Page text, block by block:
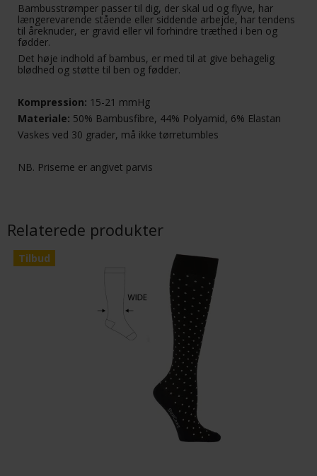
Bambusstrømper passer til dig, der skal ud og flyve, har
længerevarende stående eller siddende arbejde, har tendens
til åreknuder, er gravid eller vil forhindre træthed i ben og
fødder.
Det høje indhold af bambus, er med til at give behagelig
blødhed og støtte til ben og fødder.
Kompression: 15-21 mmHg
Materiale: 50% Bambusfibre, 44% Polyamid, 6% Elastan
Vaskes ved 30 grader, må ikke tørretumbles
NB. Priserne er angivet parvis
Relaterede produkter
Tilbud